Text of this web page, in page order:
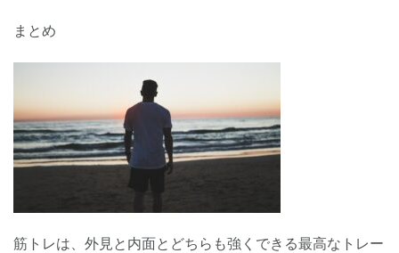
まとめ
筋トレは、外見と内面とどちらも強くできる最高なトレー